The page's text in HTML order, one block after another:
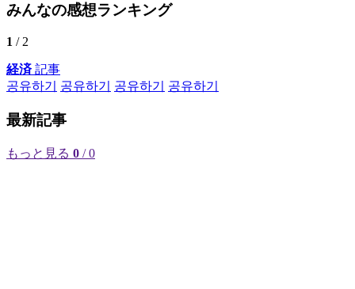
みんなの感想ランキング
1 / 2
経済記事
공유하기
공유하기 공유하기 공유하기
最新記事
もっと見る 0 / 0